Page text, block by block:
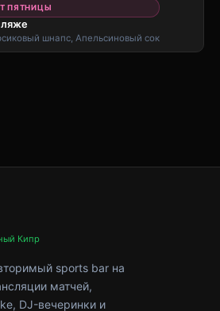
ПЯТНИЦЫ
шнапс, Апельсиновый сок
Кипр
sports bar на
матчей,
DJ-вечеринки и